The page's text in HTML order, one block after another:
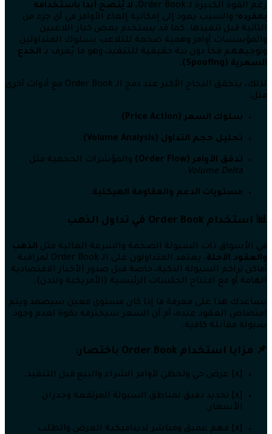
رغم القوة الكبيرة لـ Order Book،
لا يُنصح أبداً باستخدامه
بمفرده؛ والسبب يعود إلى إمكانية إلغاء الأوامر في أي جزء من
الثانية قبل تنفيذها. كما قد يستخدم بعض كبار اللاعبين
والمؤسسات أوامر وهمية ضخمة للتلاعب بسلوك المتداولين
وتوجيههم فخاً دون نية حقيقية للتنفيذ، وهو ما يُعرف بـ الخدع
السعرية (Spoofing)
.
لذلك، يتحقق النجاح الأكبر عند دمج الـ Order Book مع أدوات أخرى
مثل:
سلوك السعر (Price Action) .
تحليل حجم التداول (Volume Analysis) .
تدفق الأوامر (Order Flow)
والمؤشرات الحجمية مثل
Volume Delta
.
مستويات الدعم والمقاومة الهيكلية.
📊 استخدام Order Book في تداول الذهب
في الأسواق ذات السيولة الضخمة والسرعة العالية مثل الذهب
والعقود الآجلة
، يعتمد المتداولون على الـ Order Book لمراقبة
أماكن تراكم السيولة الذكية، خاصة قبل صدور الأخبار الاقتصادية
الهامة أو مع افتتاح الجلسات الرئيسية (الأمريكية ولندن).
يساعدك هذا على معرفة ما إذا كان مستوى معين سيصمد ويتم
امتصاص العقود عنده، أم أن السعر سيخترقه بقوة لعدم وجود
سيولة مقابلة كافية.
📌 مزايا استخدام Order Book باختصار:
[x] عرض حي ولحظي لأوامر الشراء والبيع قبل التنفيذ.
[x] تحديد دقيق لمناطق السيولة المرتفعة وجدران
الأسعار.
[x] فهم عميق ومباشر لديناميكية العرض والطلب